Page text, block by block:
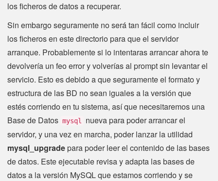
los ficheros de datos a recuperar.
Sin embargo seguramente no será tan fácil como incluir
los ficheros en este directorio para que el servidor
arranque. Probablemente si lo intentaras arrancar ahora te
devolvería un feo error y volverías al prompt sin levantar el
servicio. Esto es debido a que seguramente el formato y
estructura de las BD no sean iguales a la versión que
estés corriendo en tu sistema, así que necesitaremos una
Base de Datos mysql
nueva para poder arrancar el
servidor, y una vez en marcha, poder lanzar la utilidad
mysql_upgradepara poder leer el contenido de las bases
de datos. Este ejecutable revisa y adapta las bases de
datos a la versión MySQL que estamos corriendo y se